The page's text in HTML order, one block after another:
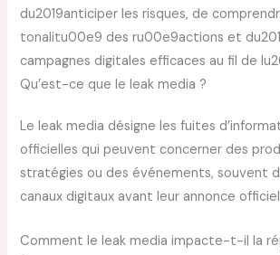
du2019anticiper les risques, de
tonalitu00e9 des ru00e9actions et
campagnes digitales efficaces au fil de
Qu’est-ce que le leak media ?
Le leak media désigne les fuites
officielles qui peuvent concerner des
stratégies ou des événements, souvent
canaux digitaux avant leur annonce
Comment le leak media impacte-t-il la